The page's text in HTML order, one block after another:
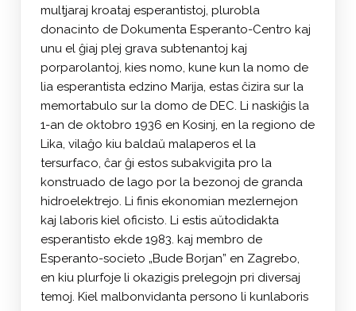
multjaraj kroataj esperantistoj, plurobla
donacinto de Dokumenta Esperanto-Centro kaj
unu el ĝiaj plej grava subtenantoj kaj
porparolantoj, kies nomo, kune kun la nomo de
lia esperantista edzino Marija, estas ĉizira sur la
memortabulo sur la domo de DEC. Li naskiĝis la
1-an de oktobro 1936 en Kosinj, en la regiono de
Lika, vilaĝo kiu baldaŭ malaperos el la
tersurfaco, ĉar ĝi estos subakvigita pro la
konstruado de lago por la bezonoj de granda
hidroelektrejo. Li finis ekonomian mezlernejon
kaj laboris kiel oficisto. Li estis aŭtodidakta
esperantisto ekde 1983. kaj membro de
Esperanto-societo „Bude Borjan” en Zagrebo,
en kiu plurfoje li okazigis prelegojn pri diversaj
temoj. Kiel malbonvidanta persono li kunlaboris